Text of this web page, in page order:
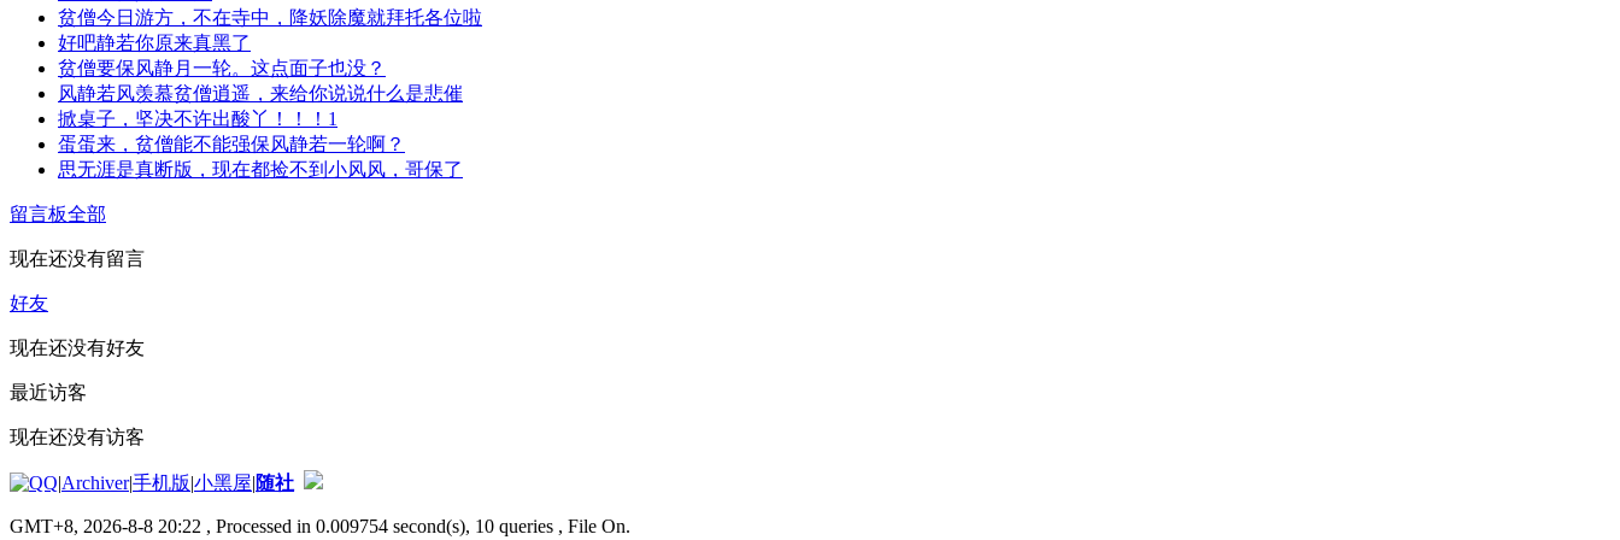
贫僧今日游方，不在寺中，降妖除魔就拜托各位啦
好吧静若你原来真黑了
贫僧要保风静月一轮。这点面子也没？
风静若风羡慕贫僧逍遥，来给你说说什么是悲催
掀桌子，坚决不许出酸丫！！！1
蛋蛋来，贫僧能不能强保风静若一轮啊？
思无涯是真断版，现在都捡不到小风风，哥保了
留言板全部
现在还没有留言
好友
现在还没有好友
最近访客
现在还没有访客
|Archiver|手机版|小黑屋|随社
GMT+8, 2026-8-8 20:22 , Processed in 0.009754 second(s), 10 queries , File On.